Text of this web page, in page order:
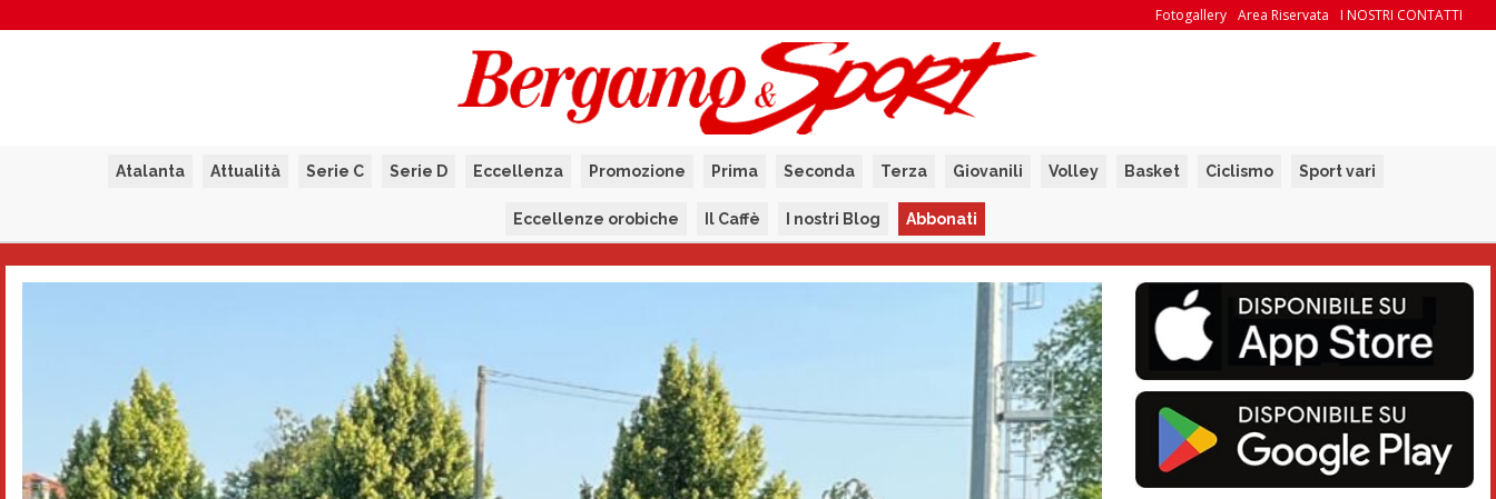
I NOSTRI CONTATTI
Area Riservata
Fotogallery
Atalanta Attualità Serie C Serie D Eccellenza Promozione Prima Seconda Terza Giovanili Volley Basket Ciclismo Sport vari
Eccellenze orobiche Il Caffè I nostri Blog Abbonati